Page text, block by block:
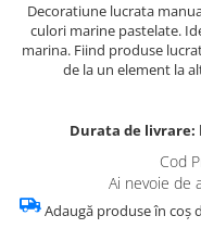
Decoratiune lucrata
culori marine pastelate.
marina. Fiind produse
de la un element la
Durata de livrare:
Cod
Ai nevoie de
Adaugă produse în coș